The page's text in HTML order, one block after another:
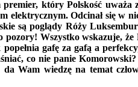
który Polskość uważa
elektrycznym. Odcinał się w
są poglądy Róży
Wszystko wskazuje, że
gafę za gafą a
co nie panie
Wam wiedzę na temat